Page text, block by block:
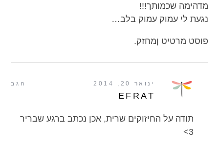
מדהימה שכמותך!!!
נגעת לי עמוק עמוק בלב…
פוסט מרטיט ןמחזק.
הגב ינואר 20, 2014
EFRAT
תודה על החיזוקים שרית, אכן נכתב ברגע שבריר
3>